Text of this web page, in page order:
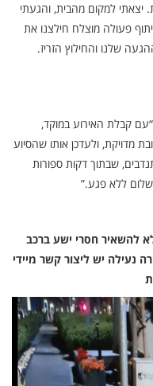
יצאתי למקום מהבית, והגעתי
פעולה מוצלח חילצנו את
שלנו והחילוץ הזריז.
קבלת האירוע במוקד,
מדויקת, ולעדכן אותו שהסיוע
שבתוך דקות ספורות
ללא פגע.”
להשאיר חסרי ישע ברכב
יש ליצור קשר מיידי